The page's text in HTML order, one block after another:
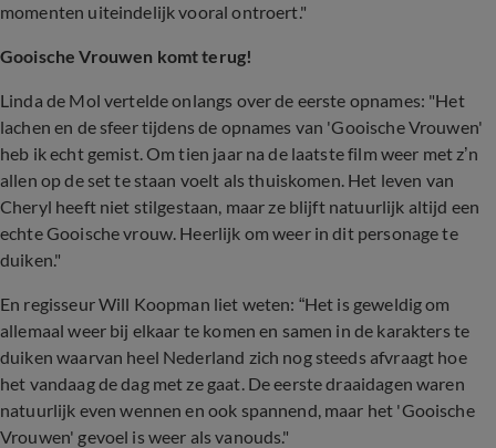
momenten uiteindelijk vooral ontroert."
Gooische Vrouwen komt terug!
Linda de Mol vertelde onlangs over de eerste opnames: "Het
lachen en de sfeer tijdens de opnames van 'Gooische Vrouwen'
heb ik echt gemist. Om tien jaar na de laatste film weer met z’n
allen op de set te staan voelt als thuiskomen. Het leven van
Cheryl heeft niet stilgestaan, maar ze blijft natuurlijk altijd een
echte Gooische vrouw. Heerlijk om weer in dit personage te
duiken."
En regisseur Will Koopman liet weten: “Het is geweldig om
allemaal weer bij elkaar te komen en samen in de karakters te
duiken waarvan heel Nederland zich nog steeds afvraagt hoe
het vandaag de dag met ze gaat. De eerste draaidagen waren
natuurlijk even wennen en ook spannend, maar het 'Gooische
Vrouwen' gevoel is weer als vanouds."